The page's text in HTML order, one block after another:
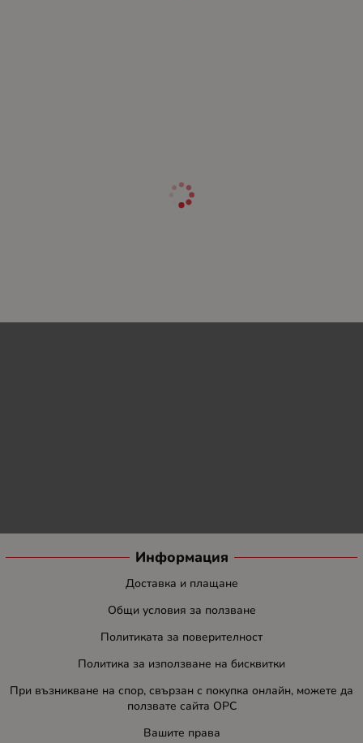
Информация
Доставка и плащане
Общи условия за ползване
Политиката за поверителност
Политика за използване на бисквитки
При възникване на спор, свързан с покупка онлайн, можете да
ползвате сайта ОРС
Вашите права